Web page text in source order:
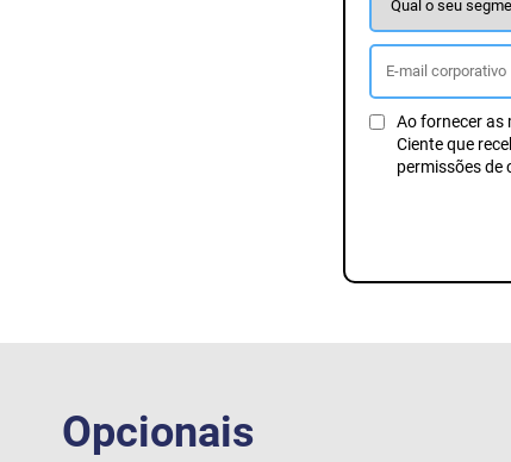
Ao fornecer as
Ciente que
permissões de
Opcionais